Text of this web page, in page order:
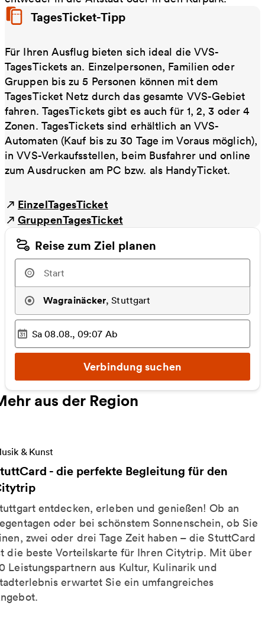
TagesTicket-Tipp
Für Ihren Ausflug bieten sich ideal die VVS-
TagesTickets an. Einzelpersonen, Familien oder
Gruppen bis zu 5 Personen können mit dem
TagesTicket Netz durch das gesamte VVS-Gebiet
fahren. TagesTickets gibt es auch für 1, 2, 3 oder 4
Zonen. TagesTickets sind erhältlich an VVS-
Automaten (Kauf bis zu 30 Tage im Voraus möglich),
in VVS-Verkaufsstellen, beim Busfahrer und online
zum Ausdrucken am PC bzw. als HandyTicket.
EinzelTagesTicket
GruppenTagesTicket
Reise zum Ziel planen
Wagrainäcker,Stuttgart
Ausgewählter Zeitpunkt
Sa 08.08., 09:07 Ab
Verbindung suchen
aus der Region
& Kunst
- die perfekte Begleitung für den
entdecken, erleben und genießen! Ob an
oder bei schönstem Sonnenschein, ob Sie
zwei oder drei Tage Zeit haben – die StuttCard
die beste Vorteilskarte für Ihren Citytrip. Mit über
Leistungspartnern aus Kultur, Kulinarik und
erwartet Sie ein umfangreiches
Informationen zu StuttCard - die perfekte